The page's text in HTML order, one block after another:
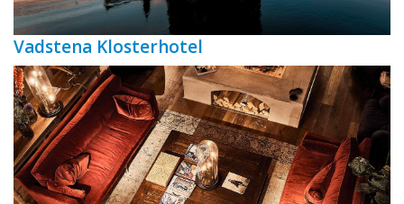
Vadstena Klosterhotel